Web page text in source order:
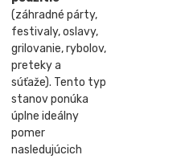
(záhradné párty,
festivaly, oslavy,
grilovanie, rybolov,
preteky a
súťaže). Tento typ
stanov ponúka
úplne ideálny
pomer
nasledujúcich